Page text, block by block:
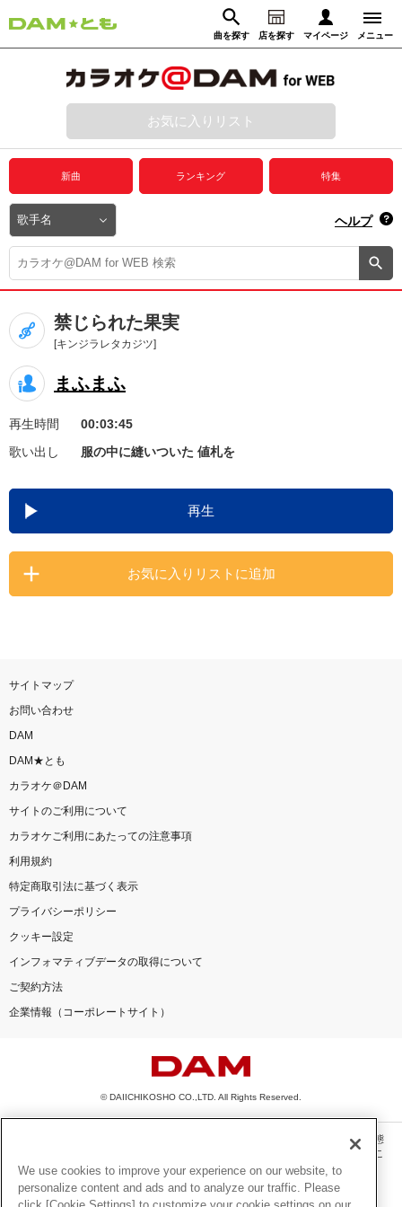
曲を探す 店を探す マイページ メニュー
動画からさがす 録音からさがす
ログイン
プレミアムサービス
DAM★とも動画
DAM★とも録音
カラオケ＠DAM
ユーザー検索
キャンペーン
お知らせ よくあるご質問
DAMの新曲・ランキングなど
カラオケ最新情報をチェック！
お気に入りリスト
新曲 ランキング 特集
ヘルプ
禁じられた果実
[キンジラレタカジツ]
まふまふ
再生時間
00:03:45
歌い出し
服の中に縫いついた 値札を
再生
お気に入りリストに追加
サイトマップ
お問い合わせ
DAM
DAM★とも
カラオケ＠DAM
サイトのご利用について
カラオケご利用にあたっての注意事項
利用規約
特定商取引法に基づく表示
プライバシーポリシー
クッキー設定
インフォマティブデータの取得について
ご契約方法
企業情報（コーポレートサイト）
© DAIICHIKOSHO CO.,LTD. All Rights Reserved.
このサイトに掲載されている一切の文章・画像・写真・動画・音声等を、手段や形態
を問わず、著作権法の定める範囲を超えて無断で複製、転載、ファイル化などするこ
とを禁じます。
楽曲及びコンテンツは、機種によりご利用いただけない場合があります。
We use cookies to improve your experience on our website, to
personalize content and ads and to analyze our traffic. Please